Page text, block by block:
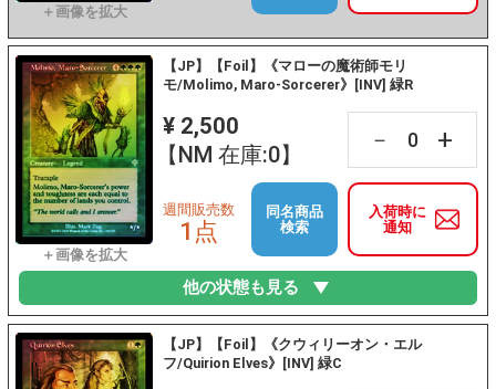
【JP】【Foil】《マローの魔術師モリ
モ/Molimo, Maro-Sorcerer》[INV] 緑R
¥ 2,500
【NM 在庫:0】
－ +
入荷時に
通知
週間販売数
1点
同名商品
検索
他の状態も見る
【JP】【Foil】《クウィリーオン・エル
フ/Quirion Elves》[INV] 緑C